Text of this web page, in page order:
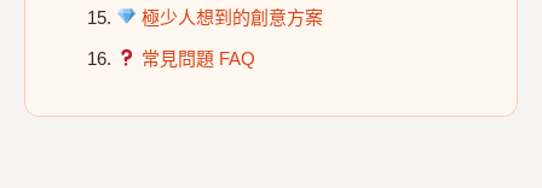
極少人想到的創意方案
常見問題 FAQ